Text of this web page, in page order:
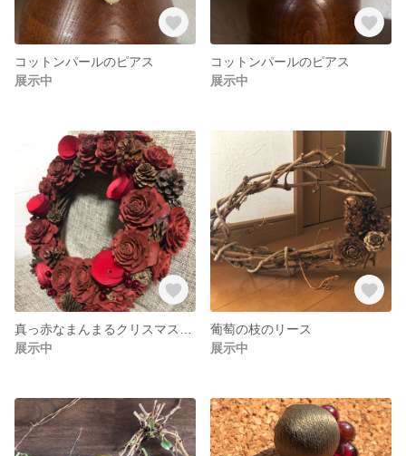
コットンパールのピアス
展示中
コットンパールのピアス
展示中
展示中
葡萄の枝のリース
展示中